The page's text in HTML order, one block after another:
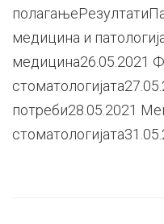
медицина и
медицина26.05.2021
потреби28.05.2021